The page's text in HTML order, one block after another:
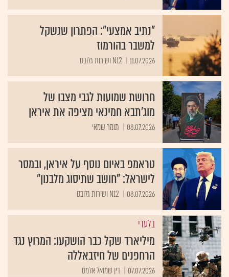
"נתיב אמצעי": הפתרון שנשקל
למשבר בהורמוז
11.07.2026 N12 ושירות גלובס
חרושת שמועות לגבי מצבו של
מוג'תבא חמינאי מציפה את איראן
08.07.2026 תומר שמאי
טראמפ באיום נוסף על איראן, ובמסר
לישראל: "חושב שתיסוג מלבנון"
08.07.2026 N12 ושירות גלובס
בלעדי
מיליארד שקל כבר הושקעו: המרוץ נגד
הרחפנים של חיזבאללה
07.07.2026 דין שמואל אלמס